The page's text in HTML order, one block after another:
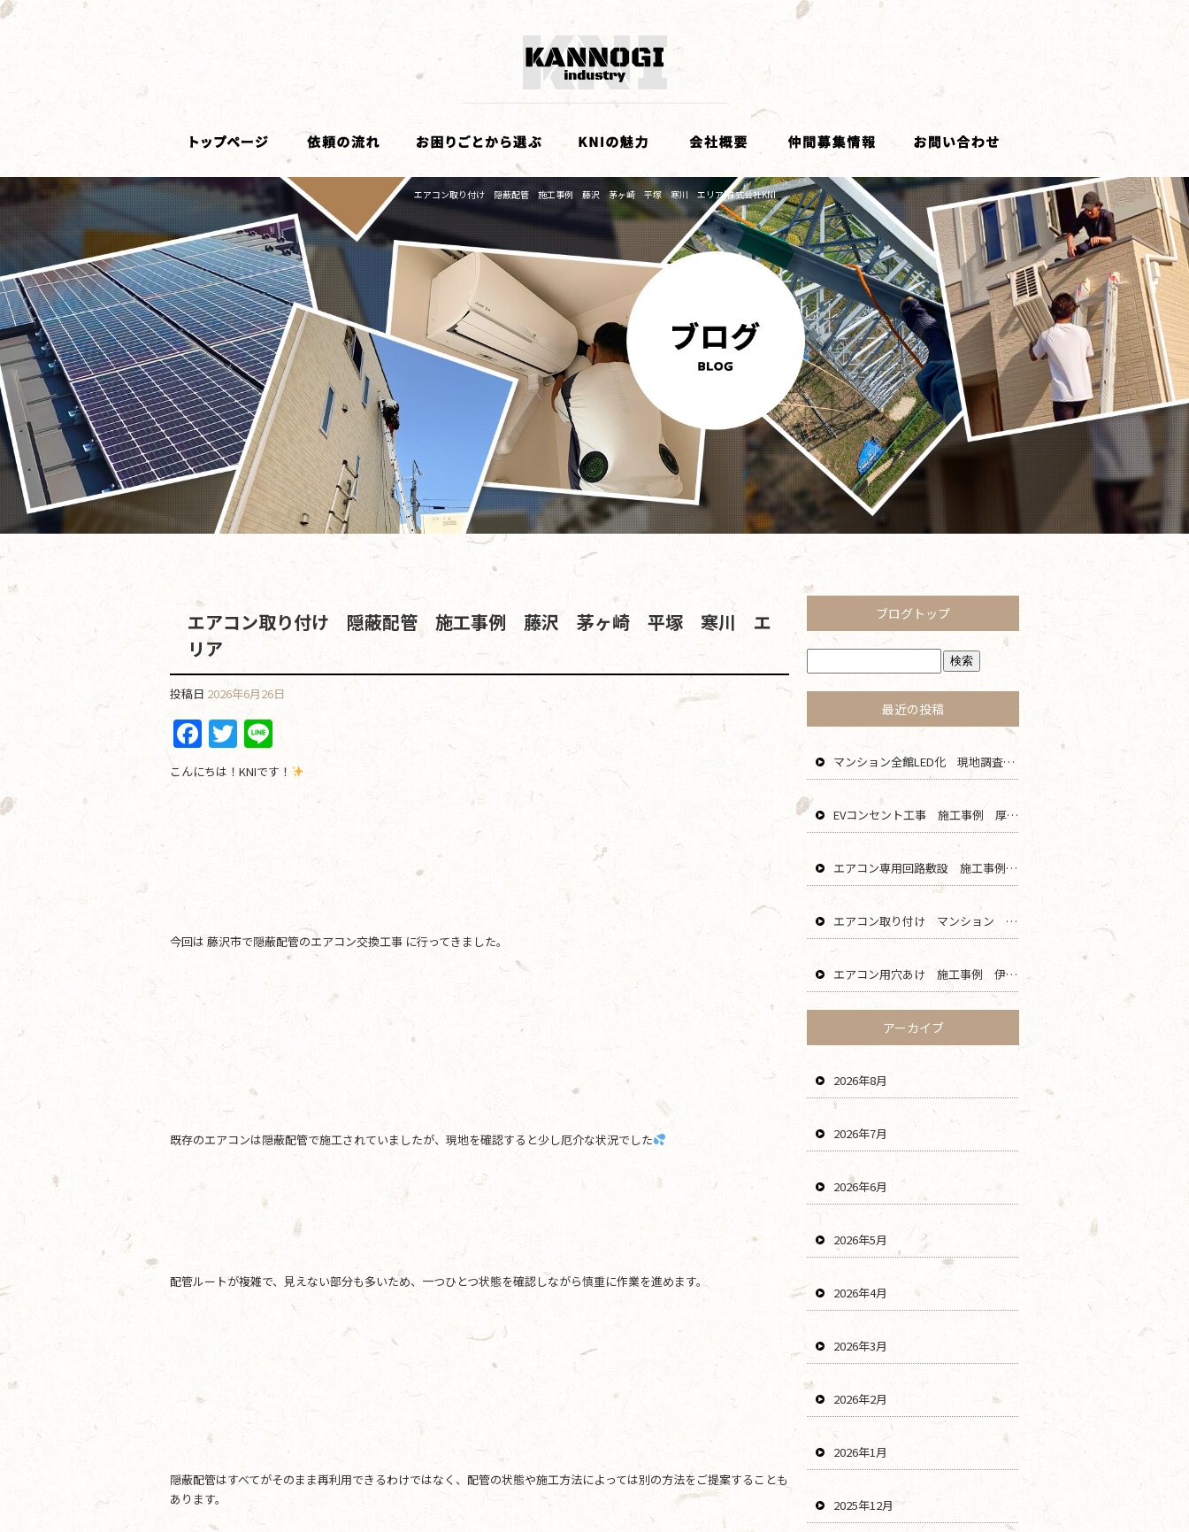
エアコン取り付け 隠蔽配管 施工事例 藤沢 茅ヶ崎 平塚 寒川 エリア|株式会社KNI
エアコン取り付け 隠蔽配管 施工事例 藤沢 茅ヶ崎 平塚 寒川 エ
リア
投稿日 2026年6月26日
F
a
c
k
T
w
itt
n
e
こんにちは！KNIです！
今回は 藤沢市で隠蔽配管のエアコン交換工事 に行ってきました。
既存のエアコンは隠蔽配管で施工されていましたが、現地を確認すると少し厄介な状況でした
配管ルートが複雑で、見えない部分も多いため、一つひとつ状態を確認しながら慎重に作業を進めます。
隠蔽配管はすべてがそのまま再利用できるわけではなく、配管の状態や施工方法によっては別の方法をご提案することも
あります。
ブログトップ
最近の投稿
マンション全館LED化 現地調査 藤沢 茅ヶ崎 平塚 寒川 エリア
EVコンセント工事 施工事例 厚木 綾瀬 大和 海老名 エリア
エアコン専用回路敷設 施工事例 茅ヶ崎 藤沢 寒川 エリア
エアコン取り付け マンション 鎌倉 逗子 藤沢 横浜 エリア
エアコン用穴あけ 施工事例 伊勢原 秦野 平塚 二宮 エリア
アーカイブ
2026年8月
2026年7月
2026年6月
2026年5月
2026年4月
2026年3月
2026年2月
2026年1月
2025年12月